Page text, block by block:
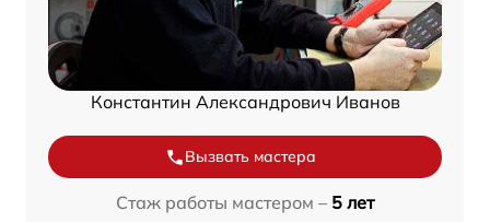
Константин Александрович Иванов
Вызвать мастера
Стаж работы мастером – 5 лет